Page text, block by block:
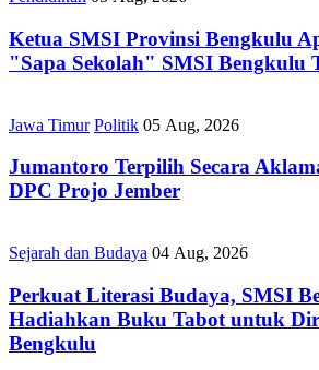
Ketua SMSI Provinsi Bengkulu
"Sapa Sekolah" SMSI Bengkulu
Jawa Timur Politik 05 Aug, 2026
Jumantoro Terpilih Secara
DPC Projo Jember
Sejarah dan Budaya 04 Aug, 2026
Perkuat Literasi Budaya, SMSI
Hadiahkan Buku Tabot untuk
Bengkulu